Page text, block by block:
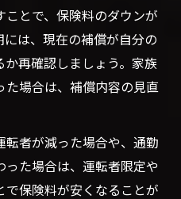
とで、保険料のダウンが
は、現在の補償が自分の
再確認しましょう。家族
場合は、補償内容の見直
者が減った場合や、通勤
た場合は、運転者限定や
保険料が安くなることが